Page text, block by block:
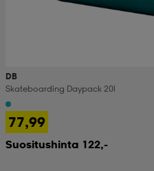
DB
Skateboarding Daypack 20l
77,99
Suositushinta 122,-